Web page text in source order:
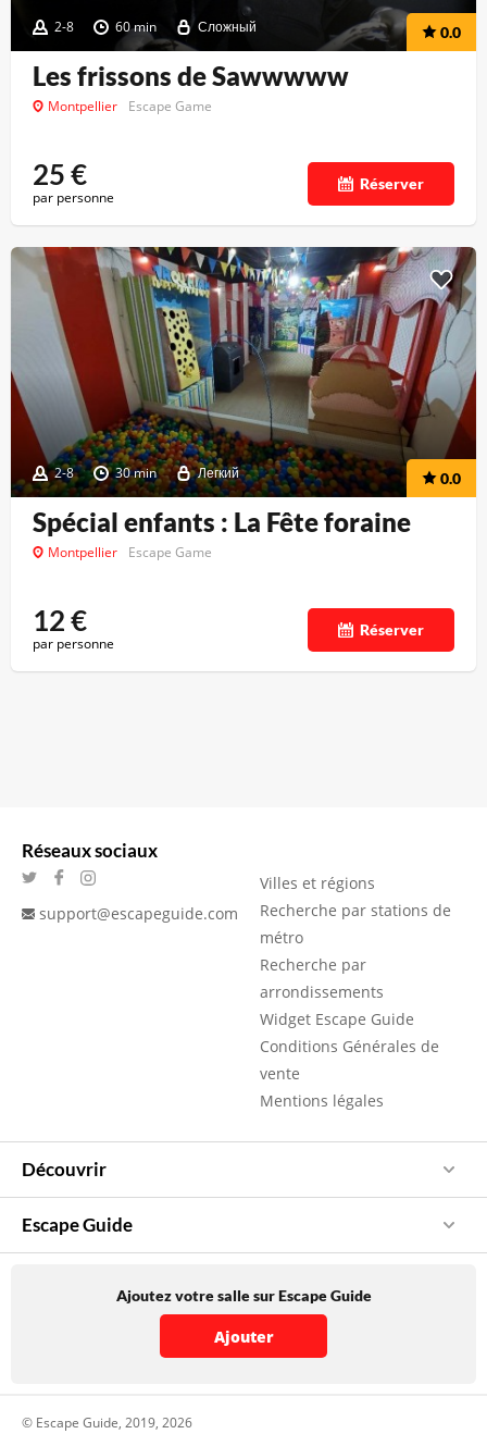
2-8 60 min Сложный 0.0
Les frissons de Sawwwww
Montpellier Escape Game
25€
par personne
Réserver
2-8 30 min Легкий 0.0
Spécial enfants : La Fête foraine
Montpellier Escape Game
12€
par personne
Réserver
Réseaux sociaux
support@escapeguide.com
Villes et régions
Recherche par stations de
métro
Recherche par
arrondissements
Widget Escape Guide
Conditions Générales de
vente
Mentions légales
Découvrir
Escape Guide
Ajoutez votre salle sur Escape Guide
Ajouter
© Escape Guide, 2019, 2026